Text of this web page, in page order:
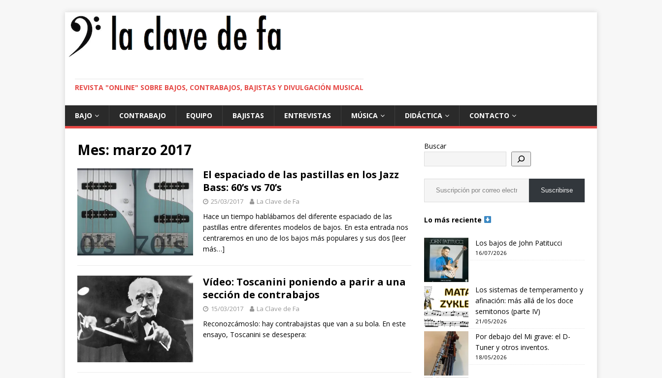
REVISTA "ONLINE" SOBRE BAJOS, CONTRABAJOS, BAJISTAS Y DIVULGACIÓN MUSICAL
BAJO CONTRABAJO EQUIPO BAJISTAS ENTREVISTAS MÚSICA DIDÁCTICA CONTACTO
Mes: marzo 2017
El espaciado de las pastillas en los Jazz
Bass: 60’s vs 70’s
25/03/2017 La Clave de Fa
Hace un tiempo hablábamos del diferente espaciado de las
pastillas entre diferentes modelos de bajos. En esta entrada nos
centraremos en uno de los bajos más populares y sus dos [leer
más…]
Vídeo: Toscanini poniendo a parir a una
sección de contrabajos
15/03/2017 La Clave de Fa
Reconozcámoslo: hay contrabajistas que van a su bola. En este
ensayo, Toscanini se desespera:
Buscar
Suscribirse
Lo más reciente
Los bajos de John Patitucci
16/07/2026
Los sistemas de temperamento y
afinación: más allá de los doce
semitonos (parte IV)
21/05/2026
Por debajo del Mi grave: el D-
Tuner y otros inventos.
18/05/2026